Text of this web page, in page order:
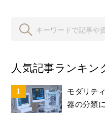
人気記事ランキン
モダリテ
器の分類